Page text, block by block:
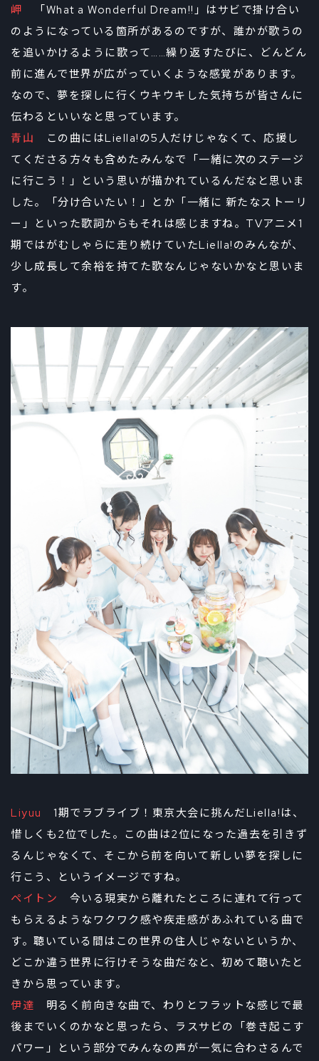
岬 「What a Wonderful Dream!!」はサビで掛け合い
のようになっている箇所があるのですが、誰かが歌うの
を追いかけるように歌って……繰り返すたびに、どんどん
前に進んで世界が広がっていくような感覚があります。
なので、夢を探しに行くウキウキした気持ちが皆さんに
伝わるといいなと思っています。
青山 この曲にはLiella!の5人だけじゃなくて、応援し
てくださる方々も含めたみんなで「一緒に次のステージ
に行こう！」という思いが描かれているんだなと思いま
した。「分け合いたい！」とか「一緒に 新たなストーリ
ー」といった歌詞からもそれは感じますね。TVアニメ1
期ではがむしゃらに走り続けていたLiella!のみんなが、
少し成長して余裕を持てた歌なんじゃないかなと思いま
す。
Liyuu
1期でラブライブ！東京大会に挑んだLiella!は、
惜しくも2位でした。この曲は2位になった過去を引きず
るんじゃなくて、そこから前を向いて新しい夢を探しに
行こう、というイメージですね。
ペイトン 今いる現実から離れたところに連れて行って
もらえるようなワクワク感や疾走感があふれている曲で
す。聴いている間はこの世界の住人じゃないというか、
どこか違う世界に行けそうな曲だなと、初めて聴いたと
きから思っています。
伊達 明るく前向きな曲で、わりとフラットな感じで最
後までいくのかなと思ったら、ラスサビの「巻き起こす
パワー」という部分でみんなの声が一気に合わさるんで